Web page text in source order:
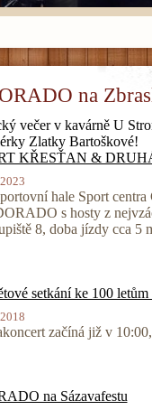
na
večer v kavárně U
Zlatky Bartoškové!
KŘESŤAN &
hale Sport
s hosty z
8, doba jízdy cca 5
setkání ke 100
začíná již v
na Sázavafestu